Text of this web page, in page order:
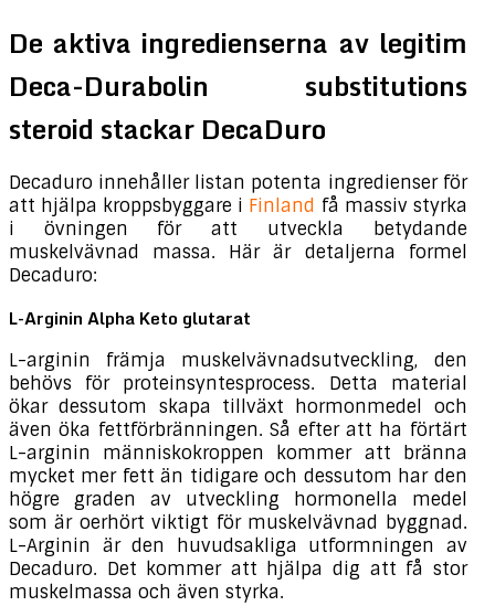
De aktiva ingredienserna av legitim
Deca-Durabolin substitutions
steroid stackar DecaDuro
Decaduro innehåller listan potenta ingredienser för
att hjälpa kroppsbyggare i Finland få massiv styrka
i övningen för att utveckla betydande
muskelvävnad massa. Här är detaljerna formel
Decaduro:
L-Arginin Alpha Keto glutarat
L-arginin främja muskelvävnadsutveckling, den
behövs för proteinsyntesprocess. Detta material
ökar dessutom skapa tillväxt hormonmedel och
även öka fettförbränningen. Så efter att ha förtärt
L-arginin människokroppen kommer att bränna
mycket mer fett än tidigare och dessutom har den
högre graden av utveckling hormonella medel
som är oerhört viktigt för muskelvävnad byggnad.
L-Arginin är den huvudsakliga utformningen av
Decaduro. Det kommer att hjälpa dig att få stor
muskelmassa och även styrka.